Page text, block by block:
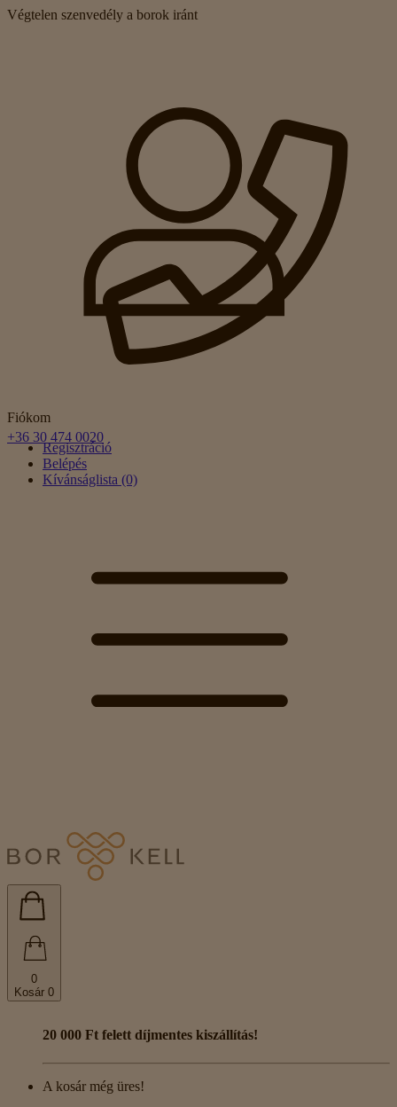
Végtelen szenvedély a borok iránt
Fiókom
Regisztráció
Belépés
Kívánságlista (0)
+36 30 474 0020
0
Kosár 0
20 000 Ft felett díjmentes kiszállítás!
A kosár még üres!